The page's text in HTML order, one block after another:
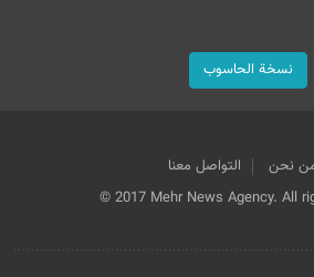
نسخة الحاسوب
نحن
التواصل معنا
© 2017 Mehr News Agency. All